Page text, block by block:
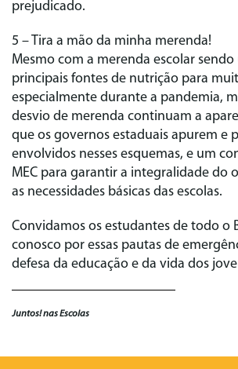
prejudicado.
5 – Tira a mão da minha merenda!
Mesmo com a merenda escolar sendo
principais fontes de nutrição para
especialmente durante a pandemia,
desvio de merenda continuam a
que os governos estaduais apurem e
envolvidos nesses esquemas, e um
MEC para garantir a integralidade do
as necessidades básicas das escolas.
Convidamos os estudantes de todo o
conosco por essas pautas de
defesa da educação e da vida dos
Juntos! nas Escolas